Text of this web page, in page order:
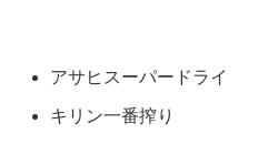
アサヒスーパードライ
キリン一番搾り